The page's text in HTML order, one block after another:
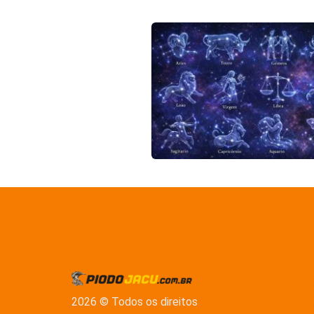
2026 © Todos os direitos